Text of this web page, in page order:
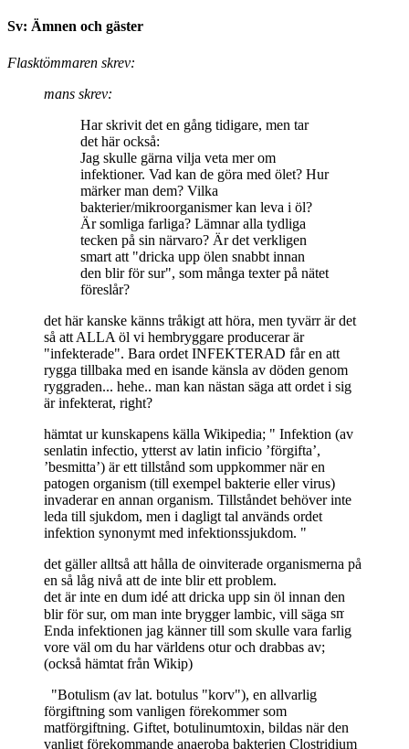
Sv: Ämnen och gäster
Flasktömmaren skrev:
mans skrev:
Har skrivit det en gång tidigare, men tar
det här också:
Jag skulle gärna vilja veta mer om
infektioner. Vad kan de göra med ölet? Hur
märker man dem? Vilka
bakterier/mikroorganismer kan leva i öl?
Är somliga farliga? Lämnar alla tydliga
tecken på sin närvaro? Är det verkligen
smart att "dricka upp ölen snabbt innan
den blir för sur", som många texter på nätet
föreslår?
det här kanske känns tråkigt att höra, men tyvärr är det
så att ALLA öl vi hembryggare producerar är
"infekterade". Bara ordet INFEKTERAD får en att
rygga tillbaka med en isande känsla av döden genom
ryggraden... hehe.. man kan nästan säga att ordet i sig
är infekterat, right?
hämtat ur kunskapens källa Wikipedia; " Infektion (av
senlatin infectio, ytterst av latin inficio ’förgifta’,
’besmitta’) är ett tillstånd som uppkommer när en
patogen organism (till exempel bakterie eller virus)
invaderar en annan organism. Tillståndet behöver inte
leda till sjukdom, men i dagligt tal används ordet
infektion synonymt med infektionssjukdom. "
det gäller alltså att hålla de oinviterade organismerna på
en så låg nivå att de inte blir ett problem.
det är inte en dum idé att dricka upp sin öl innan den
blir för sur, om man inte brygger lambic, vill säga
Enda infektionen jag känner till som skulle vara farlig
vore väl om du har världens otur och drabbas av;
(också hämtat från Wikip)
"Botulism (av lat. botulus "korv"), en allvarlig
förgiftning som vanligen förekommer som
matförgiftning. Giftet, botulinumtoxin, bildas när den
vanligt förekommande anaeroba bakterien Clostridium